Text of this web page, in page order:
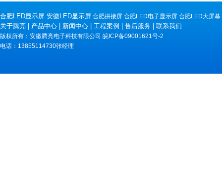
合肥LED显示屏 安徽LED显示屏 合肥拼接屏 合肥LED电子显示屏 合肥LED大屏幕
关于腾亮 产品中心 新闻中心 工程案例 售后服务 联系我们
版权所有：安徽腾亮电子科技有限公司 皖ICP备09001621号-2
电话：13855114730张经理